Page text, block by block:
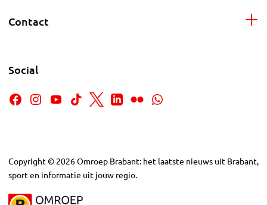
Contact
Social
Copyright © 2026Omroep Brabant: het laatste nieuws uit Brabant,
sport en informatie uit jouw regio.